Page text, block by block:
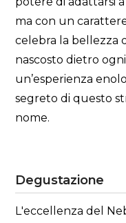
ma con un
celebra la bellezza
nascosto dietro
un’esperienza
segreto di questo
nome.
Degustazione
L'eccellenza del